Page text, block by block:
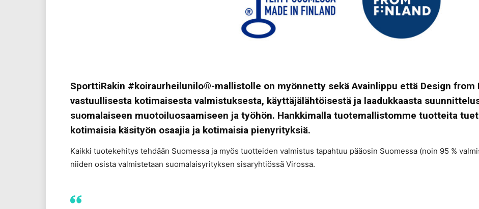
SporttiRakin #koiraurheilunilo®-mallistolle on myönnetty sekä Avainlippu että Design
vastuullisesta kotimaisesta valmistuksesta, käyttäjälähtöisestä ja laadukkaasta
suomalaiseen muotoiluosaamiseen ja työhön. Hankkimalla tuotemallistomme tuotteita
kotimaisia käsityön osaajia ja kotimaisia pienyrityksiä.
Kaikki tuotekehitys tehdään Suomessa ja myös tuotteiden valmistus tapahtuu pääosin Suomessa (noin 95 %
niiden osista valmistetaan suomalaisyrityksen sisaryhtiössä Virossa.